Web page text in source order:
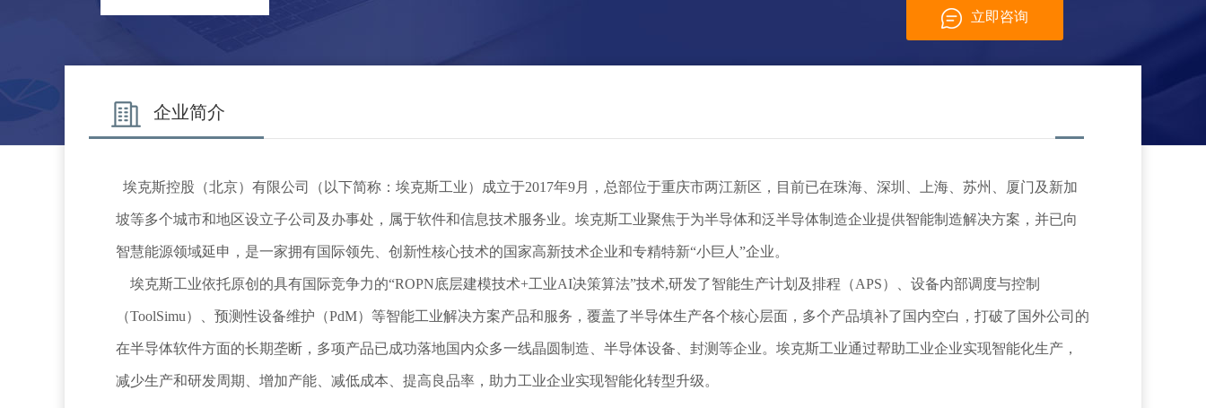
立即咨询
企业简介
坡等多个城市和地区设立子公司及办事处，属于软件和信息技术服务业。埃克斯工业聚焦于为半导体和泛半导体制造企业提供智能制造解决方案，并已向
智慧能源领域延申，是一家拥有国际领先、创新性核心技术的国家高新技术企业和专精特新“小巨人”企业。
（ToolSimu）、预测性设备维护（PdM）等智能工业解决方案产品和服务，覆盖了半导体生产各个核心层面，多个产品填补了国内空白，打破了国外公司的
在半导体软件方面的长期垄断，多项产品已成功落地国内众多一线晶圆制造、半导体设备、封测等企业。埃克斯工业通过帮助工业企业实现智能化生产，
减少生产和研发周期、增加产能、减低成本、提高良品率，助力工业企业实现智能化转型升级。